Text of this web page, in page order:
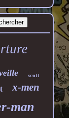
scott
x-men
man